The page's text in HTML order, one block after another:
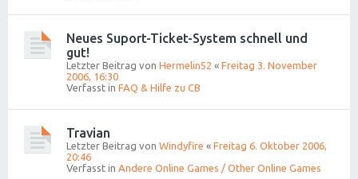
Neues Suport-Ticket-System schnell und
gut!
Letzter Beitrag von Hermelin52 « Freitag 3. November
2006, 16:30
Verfasst in FAQ & Hilfe zu CB
Travian
Letzter Beitrag von Windyfire « Freitag 6. Oktober 2006,
20:46
Verfasst in Andere Online Games / Other Online Games